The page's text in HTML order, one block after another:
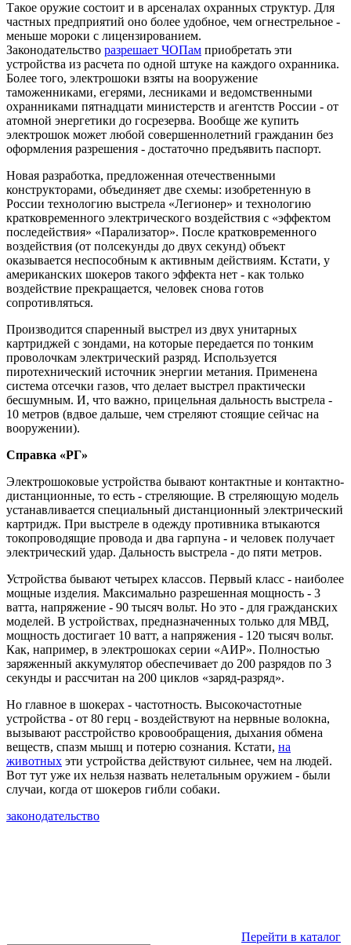
Такое оружие состоит и в арсеналах охранных структур. Для
частных предприятий оно более удобное, чем огнестрельное -
меньше мороки с лицензированием.
Законодательство разрешает ЧОПам приобретать эти
устройства из расчета по одной штуке на каждого охранника.
Более того, электрошоки взяты на вооружение
таможенниками, егерями, лесниками и ведомственными
охранниками пятнадцати министерств и агентств России - от
атомной энергетики до госрезерва. Вообще же купить
электрошок может любой совершеннолетний гражданин без
оформления разрешения - достаточно предъявить паспорт.
Новая разработка, предложенная отечественными
конструкторами, объединяет две схемы: изобретенную в
России технологию выстрела «Легионер» и технологию
кратковременного электрического воздействия с «эффектом
последействия» «Парализатор». После кратковременного
воздействия (от полсекунды до двух секунд) объект
оказывается неспособным к активным действиям. Кстати, у
американских шокеров такого эффекта нет - как только
воздействие прекращается, человек снова готов
сопротивляться.
Производится спаренный выстрел из двух унитарных
картриджей с зондами, на которые передается по тонким
проволочкам электрический разряд. Используется
пиротехнический источник энергии метания. Применена
система отсечки газов, что делает выстрел практически
бесшумным. И, что важно, прицельная дальность выстрела -
10 метров (вдвое дальше, чем стреляют стоящие сейчас на
вооружении).
Справка «РГ»
Электрошоковые устройства бывают контактные и контактно-
дистанционные, то есть - стреляющие. В стреляющую модель
устанавливается специальный дистанционный электрический
картридж. При выстреле в одежду противника втыкаются
токопроводящие провода и два гарпуна - и человек получает
электрический удар. Дальность выстрела - до пяти метров.
Устройства бывают четырех классов. Первый класс - наиболее
мощные изделия. Максимально разрешенная мощность - 3
ватта, напряжение - 90 тысяч вольт. Но это - для гражданских
моделей. В устройствах, предназначенных только для МВД,
мощность достигает 10 ватт, а напряжения - 120 тысяч вольт.
Как, например, в электрошоках серии «АИР». Полностью
заряженный аккумулятор обеспечивает до 200 разрядов по 3
секунды и рассчитан на 200 циклов «заряд-разряд».
Но главное в шокерах - частотность. Высокочастотные
устройства - от 80 герц - воздействуют на нервные волокна,
вызывают расстройство кровообращения, дыхания обмена
веществ, спазм мышц и потерю сознания. Кстати, на
животных эти устройства действуют сильнее, чем на людей.
Вот тут уже их нельзя назвать нелетальным оружием - были
случаи, когда от шокеров гибли собаки.
законодательство
Перейти в каталог